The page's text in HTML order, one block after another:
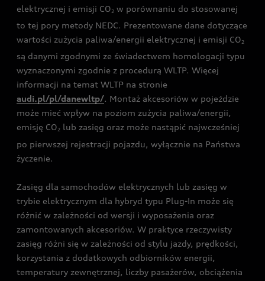
elektrycznej i emisji CO2 w porównaniu do stosowanej
to tej pory metody NEDC. Prezentowane dane dotyczące
wartości zużycia paliwa/energii elektrycznej i emisji CO2
są danymi zgodnymi ze świadectwem homologacji typu
wyznaczonymi zgodnie z procedurą WLTP. Więcej
informacji na temat WLTP na stronie
audi.pl/pl/danewltp/. Montaż akcesoriów w pojeździe
może mieć wpływ na poziom zużycia paliwa/energii,
emisję CO2 lub zasięg oraz może nastąpić najwcześniej
po pierwszej rejestracji pojazdu, wyłącznie na Państwa
życzenie.
Zasięg dla samochodów elektrycznych lub zasięg w
trybie elektrycznym dla hybryd typu Plug-In może się
różnić w zależności od wersji i wyposażenia oraz
zamontowanych akcesoriów. W praktyce rzeczywisty
zasięg różni się w zależności od stylu jazdy, prędkości,
korzystania z dodatkowych odbiorników energii,
temperatury zewnętrznej, liczby pasażerów, obciążenia